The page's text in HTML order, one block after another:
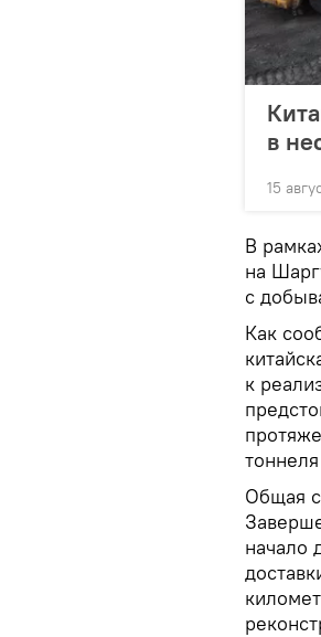
в
15
В
на
с
Как
к
Общая
начало